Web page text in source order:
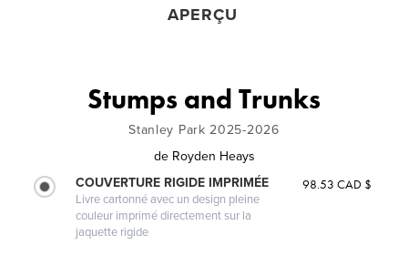
APERÇU
Stumps and Trunks
Stanley Park 2025-2026
de Royden Heays
COUVERTURE RIGIDE IMPRIMÉE
Livre cartonné avec un design pleine
couleur imprimé directement sur la
jaquette rigide
98.53 CAD $